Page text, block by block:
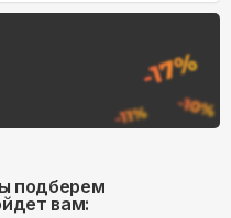
подберем
вам: